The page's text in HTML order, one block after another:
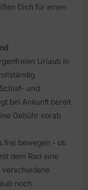
Dich für einen
Urlaub in
und
bei Ankunft bereit
Gebühr vorab
frei bewegen - ob
dem Rad eine
verschiedene
noch